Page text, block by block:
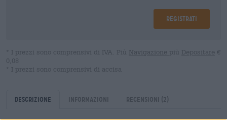
Registrati
* I prezzi sono comprensivi di IVA. Più Navigazione più Depositare €
0,08
* I prezzi sono comprensivi di accisa
Descrizione Informazioni Recensioni (2)